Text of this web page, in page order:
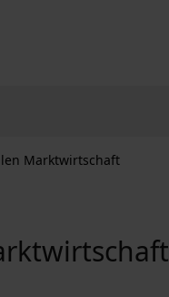
Marktwirtschaft